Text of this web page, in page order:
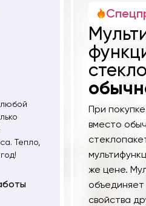
любой
Тепло,
стекло
При
вместо
же цене.
свойства